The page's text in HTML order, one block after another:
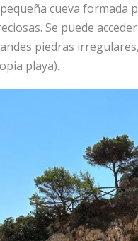
cueva formada
Se puede
piedras
playa).